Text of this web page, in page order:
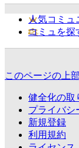
人気コミュ
コミュを探
このページの上
健全化の取
プライバシ
新規登録
利用規約